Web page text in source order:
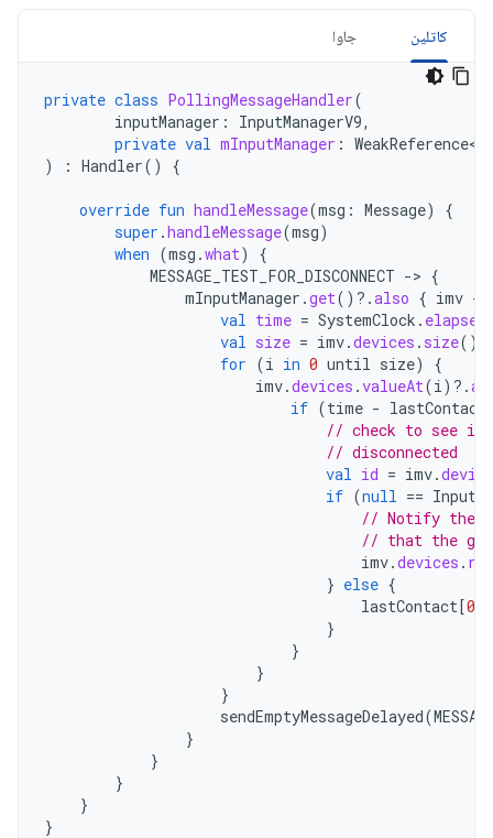
کاتلین جاوا
private class PollingMessageHandler(
inputManager : InputManagerV9,
private val mInputManager :
)
: Handler() {
override fun handleMessage(msg : Message)
{
super .handleMessage(msg)
when (msg .what)
{
MESSAGE_TEST_FOR_DISCONNECT -> {
mInputManager .get() ?.also { imv -
val time = SystemClock .
val size = imv.devices . size()
for (i in 0 until size)
{
imv.devices .valueAt(i) ?.
if (time - lastContact
// check to see if
// disconnected
val id = imv.
if (null ==
// Notify the
// that the
imv.devices .
} else {
lastContact[0
}
}
}
}
sendEmptyMessageDelayed(
}
}
}
}
}